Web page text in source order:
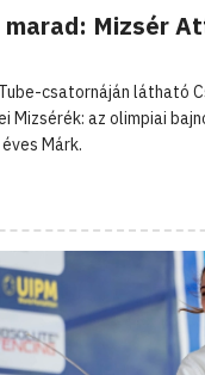
marad: Mizsér
csatornáján látható
Mizsérék: az olimpiai
Márk.